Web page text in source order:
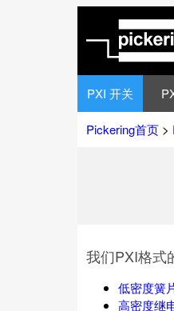
PXI 开关
Pickering首页 >
我们PXI格式
低密度簧
高密度继